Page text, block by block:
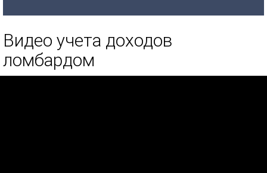
Видео учета доходов
ломбардом